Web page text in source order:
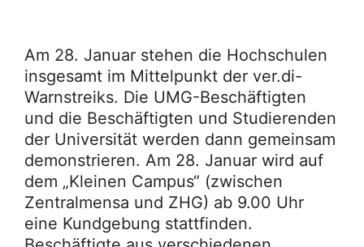
Am 28. Januar stehen die Hochschulen
insgesamt im Mittelpunkt der ver.di-
Warnstreiks. Die UMG-Beschäftigten
und die Beschäftigten und Studierenden
der Universität werden dann gemeinsam
demonstrieren. Am 28. Januar wird auf
dem „Kleinen Campus“ (zwischen
Zentralmensa und ZHG) ab 9.00 Uhr
eine Kundgebung stattfinden.